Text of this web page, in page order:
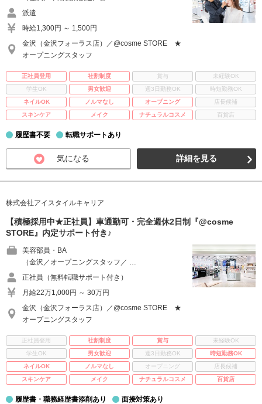
派遣
時給1,300円 ～ 1,500円
金沢（金沢フォーラス店）／@cosme STORE ★
オープニングスタッフ
正社員登用 社割制度 賞与
未経験OK
学生OK
男女歓迎 週3日勤務OK
時短勤務OK
ネイルOK
ノルマなし オープニング
店長候補
スキンケア
メイク ナチュラルコスメ 百貨店
履歴書不要 転職サポートあり
気になる 詳細を見る
株式会社アイスタイルキャリア
【積極採用中★正社員】車通勤可・完全週休2日制『@cosme
STORE』内定サポート付き♪
美容部員・BA
（金沢／オープニングスタッフ／ …
正社員（無料転職サポート付き）
月給22万1,000円 ～ 30万円
金沢（金沢フォーラス店）／@cosme STORE ★
オープニングスタッフ
正社員登用 社割制度 賞与
未経験OK
学生OK
男女歓迎 週3日勤務OK
時短勤務OK
ネイルOK
ノルマなし オープニング
店長候補
スキンケア
メイク ナチュラルコスメ 百貨店
履歴書・職務経歴書添削あり 面接対策あり